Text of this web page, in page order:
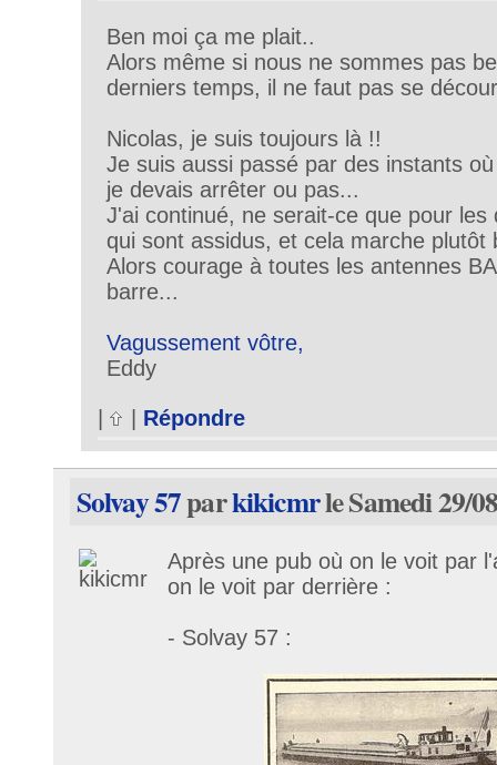
Ben moi ça me plait..
Alors même si nous ne sommes pas
derniers temps, il ne faut pas se
Nicolas, je suis toujours là !!
Je suis aussi passé par des instants
je devais arrêter ou pas...
J'ai continué, ne serait-ce que pour les
qui sont assidus, et cela marche plutôt
Alors courage à toutes les antennes
barre...
Vagussement vôtre,
Eddy
| Répondre
Solvay 57parkikicmrle Samedi 29/
Après une pub où on le voit par
on le voit par derrière :
- Solvay 57 :